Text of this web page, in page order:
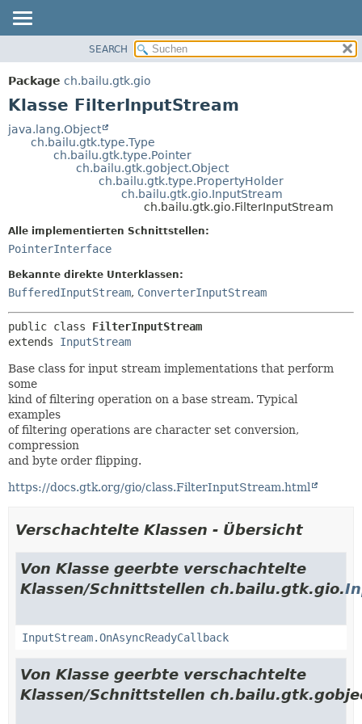
PACKAGE
KLASSE
VERALTET
DETAILS:
FELD
KONSTRUKTOR
SEARCH
Package ch.bailu.gtk.gio
Klasse FilterInputStream
java.lang.Object
ch.bailu.gtk.type.Type
ch.bailu.gtk.type.Pointer
ch.bailu.gtk.gobject.Object
ch.bailu.gtk.type.PropertyHolder
ch.bailu.gtk.gio.InputStream
ch.bailu.gtk.gio.FilterInputStream
Alle implementierten Schnittstellen:
PointerInterface
Bekannte direkte Unterklassen:
BufferedInputStream, ConverterInputStream
public class FilterInputStream
extends InputStream
Base class for input stream implementations that perform
some
kind of filtering operation on a base stream. Typical
examples
of filtering operations are character set conversion,
compression
and byte order flipping.
https://docs.gtk.org/gio/class.FilterInputStream.html
Verschachtelte Klassen - Übersicht
Von Klasse geerbte verschachtelte
Klassen/Schnittstellen ch.bailu.gtk.gio.
InputStream.OnAsyncReadyCallback
Von Klasse geerbte verschachtelte
Klassen/Schnittstellen